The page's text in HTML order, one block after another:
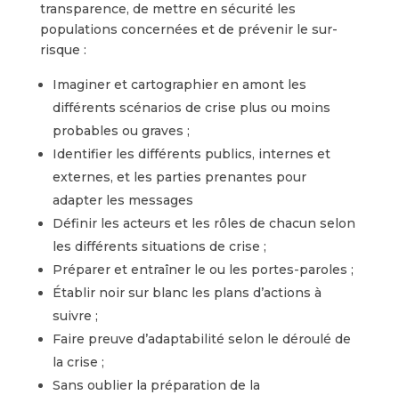
transparence, de mettre en sécurité les
populations concernées et de prévenir le sur-
risque :
Imaginer et cartographier en amont les
différents scénarios de crise plus ou moins
probables ou graves ;
Identifier les différents publics, internes et
externes, et les parties prenantes pour
adapter les messages
Définir les acteurs et les rôles de chacun selon
les différents situations de crise ;
Préparer et entraîner le ou les portes-paroles ;
Établir noir sur blanc les plans d’actions à
suivre ;
Faire preuve d’adaptabilité selon le déroulé de
la crise ;
Sans oublier la préparation de la